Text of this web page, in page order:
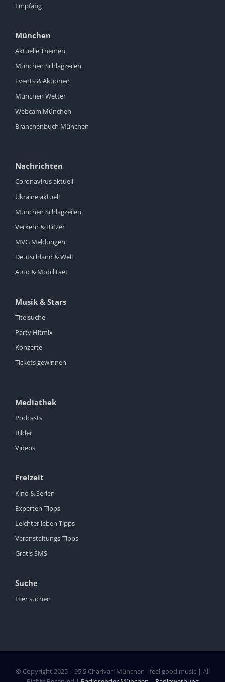
Empfang
München
Aktuelle Themen
München Schlagzeilen
Events & Aktionen
München Wetter
Webcam München
Branchenbuch München
Nachrichten
Coronavirus aktuell
Ukraine aktuell
München Schlagzeilen
Verkehr & Blitzer
MVG Meldungen
Deutschland & Welt
Auto & Mobilitaet
Musik & Stars
Titelsuche
Party Hitmix
Konzerte
Tickets gewinnen
Mediathek
Podcasts
Bilder
Videos
Freizeit
Kino & Serien
Experten-Tipps
Leichter leben Tipps
Veranstaltungs-Tipps
Gratis SMS
Suche
Hier suchen
© Copyright 2025 | 95.5 Charivari München - feel good music | All